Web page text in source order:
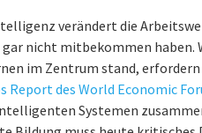
verändert die
gar nicht mitbekommen haben.
im Zentrum stand,
Report des World Economic
Systemen